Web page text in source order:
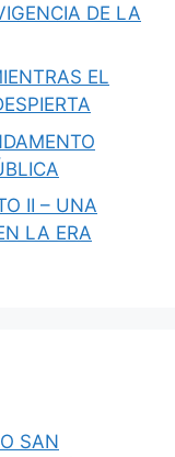
DE LA
EL
II – UNA
LA ERA
SAN